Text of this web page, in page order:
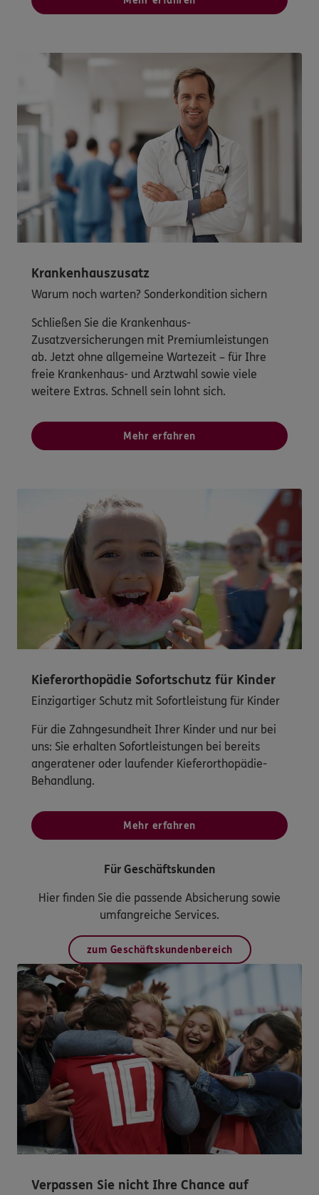
Krankenhauszusatz
Warum noch warten? Sonderkondition sichern
Schließen Sie die Krankenhaus-
Zusatzversicherungen mit Premiumleistungen
ab. Jetzt ohne allgemeine Wartezeit – für Ihre
freie Krankenhaus- und Arztwahl sowie viele
weitere Extras. Schnell sein lohnt sich.
Mehr erfahren
Kieferorthopädie Sofortschutz für Kinder
Einzigartiger Schutz mit Sofortleistung für Kinder
Für die Zahngesundheit Ihrer Kinder und nur bei
uns: Sie erhalten Sofortleistungen bei bereits
angeratener oder laufender Kieferorthopädie-
Behandlung.
Mehr erfahren
Für Geschäftskunden
Hier finden Sie die passende Absicherung sowie
umfangreiche Services.
zum Geschäftskundenbereich
Verpassen Sie nicht Ihre Chance auf